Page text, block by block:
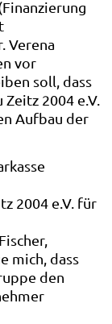
Verena
vor
soll, dass
2004 e.V.
Aufbau der
2004 e.V. für
mich, dass
den